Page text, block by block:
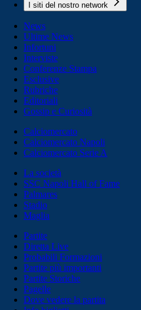
I siti del nostro network
News
Ultime News
Infortuni
Interviste
Conferenze Stampa
Esclusive
Rubriche
Editoriali
Gossip e Curiosità
Calciomercato
Calciomercato Napoli
Calciomercato Serie A
La società
SSC Napoli Hall of Fame
Palmares
Stadio
Maglia
Partite
Diretta Live
Probabili Formazioni
Partite più importanti
Partite Storiche
Pagelle
Dove vedere la partita